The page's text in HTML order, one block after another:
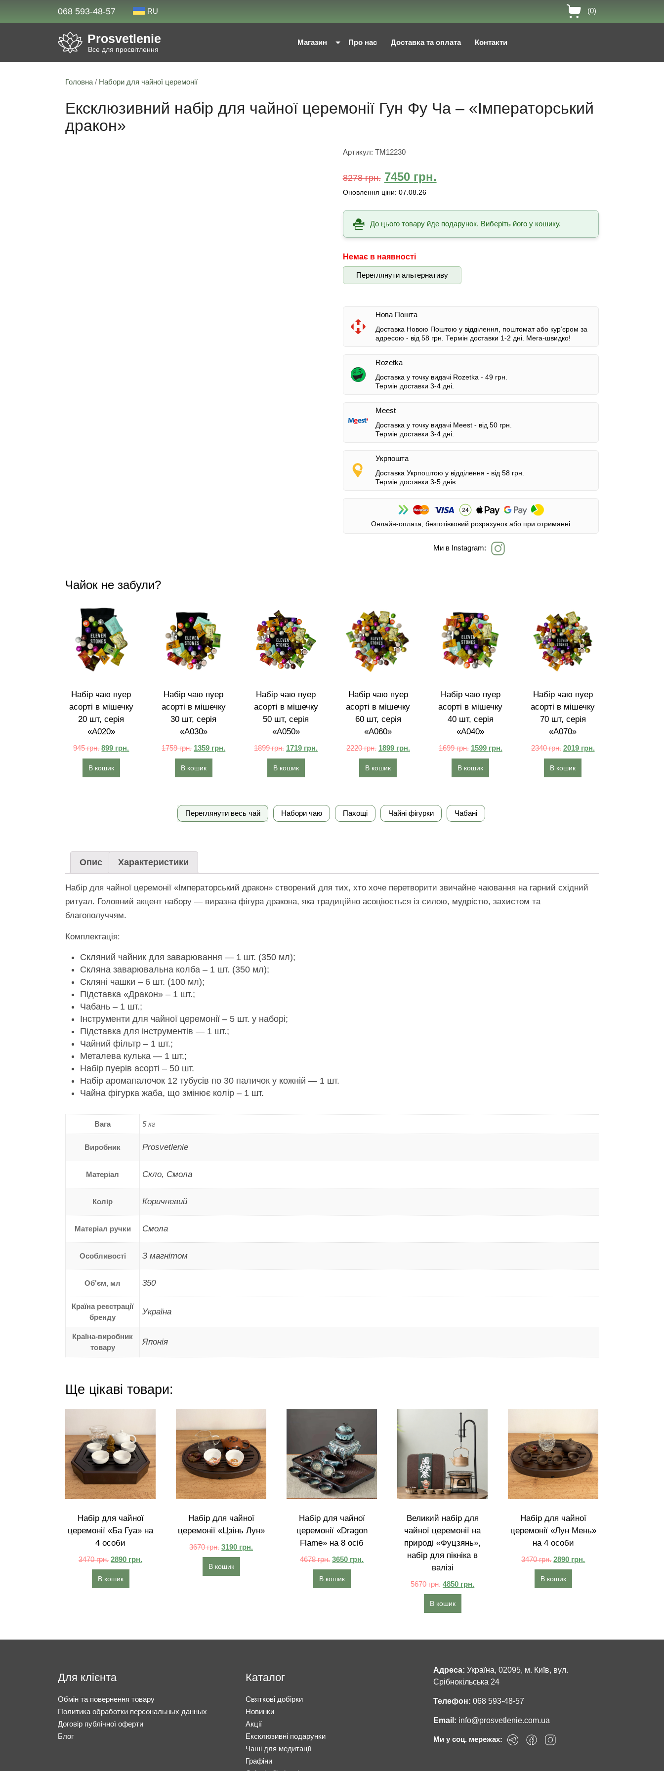
068 593-48-57 RU (0)
Prosvetlenie
Все для просвітлення
Магазин Про нас Доставка та оплата Контакти
Головна / Набори для чайної церемонії
Ексклюзивний набір для чайної церемонії Гун Фу Ча – «Імператорський
дракон»
Артикул: TM12230
8278грн. 7450 грн.
Оновлення ціни: 07.08.26
До цього товару йде подарунок. Виберіть його у кошику.
Немає в наявності
Переглянути альтернативу
Нова Пошта
Доставка Новою Поштою у відділення, поштомат або кур’єром за
адресою - від 58 грн. Термін доставки 1-2 дні. Мега-швидко!
Rozetka
Доставка у точку видачі Rozetka - 49 грн.
Термін доставки 3-4 дні.
Meest
Доставка у точку видачі Meest - від 50 грн.
Термін доставки 3-4 дні.
Укрпошта
Доставка Укрпоштою у відділення - від 58 грн.
Термін доставки 3-5 днів.
Онлайн-оплата, безготівковий розрахунок або при отриманні
Ми в Instagram:
Чайок не забули?
Набір чаю пуер
асорті в мішечку
20 шт, серія
«A020»
945грн. 899 грн.
В кошик
Набір чаю пуер
асорті в мішечку
30 шт, серія
«A030»
1759грн. 1359 грн.
В кошик
Набір чаю пуер
асорті в мішечку
50 шт, серія
«A050»
1899грн. 1719 грн.
В кошик
Набір чаю пуер
асорті в мішечку
60 шт, серія
«A060»
2220грн. 1899 грн.
В кошик
Набір чаю пуер
асорті в мішечку
40 шт, серія
«A040»
1699грн. 1599 грн.
В кошик
Набір чаю пуер
асорті в мішечку
70 шт, серія
«A070»
2340грн. 2019 грн.
В кошик
Переглянути весь чай Набори чаю Пахощі Чайні фігурки Чабані
Опис Характеристики
Набір для чайної церемонії «Імператорський дракон» створений для тих, хто хоче перетворити звичайне чаювання на гарний східний
ритуал. Головний акцент набору — виразна фігура дракона, яка традиційно асоціюється із силою, мудрістю, захистом та
благополуччям.
Комплектація:
Скляний чайник для заварювання — 1 шт. (350 мл);
Скляна заварювальна колба – 1 шт. (350 мл);
Скляні чашки – 6 шт. (100 мл);
Підставка «Дракон» – 1 шт.;
Чабань – 1 шт.;
Інструменти для чайної церемонії – 5 шт. у наборі;
Підставка для інструментів — 1 шт.;
Чайний фільтр – 1 шт.;
Металева кулька — 1 шт.;
Набір пуерів асорті – 50 шт.
Набір аромапалочок 12 тубусів по 30 паличок у кожній — 1 шт.
Чайна фігурка жаба, що змінює колір – 1 шт.
Вага 5 кг
Виробник Prosvetlenie
Матеріал Скло, Смола
Колір Коричневий
Матеріал ручки Смола
Особливості З магнітом
Об'єм, мл 350
Країна реєстрації
бренду
Україна
Країна-виробник
товару
Японія
Ще цікаві товари:
Набір для чайної
церемонії «Ба Гуа» на
4 особи
3470грн. 2890 грн.
В кошик
Набір для чайної
церемонії «Цзінь Лун»
3670грн. 3190 грн.
В кошик
Набір для чайної
церемонії «Dragon
Flame» на 8 осіб
4678грн. 3650 грн.
В кошик
Великий набір для
чайної церемонії на
природі «Фуцзянь»,
набір для пікніка в
валізі
5670грн. 4850 грн.
В кошик
Набір для чайної
церемонії «Лун Мень»
на 4 особи
3470грн. 2890 грн.
В кошик
Для клієнта
Обмін та повернення товару
Политика обработки персональных данных
Договір публічної оферти
Блог
Каталог
Святкові добірки
Новинки
Акції
Ексклюзивні подарунки
Чаші для медитації
Графіни
Адреса: Україна, 02095, м. Київ, вул.
Срібнокільська 24
Телефон: 068 593-48-57
Email: info@prosvetlenie.com.ua
Ми у соц. мережах: